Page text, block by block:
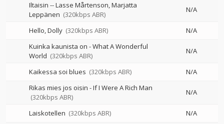
Iltaisin --Lasse Mårtenson Marjatta
Leppänen (320kbps ABR)
N/A
Hello, Dolly (320kbps ABR)
N/A
Kuinka kaunista on - What A Wonderful
World (320kbps ABR)
N/A
Kaikessa soi blues (320kbps ABR)
N/A
Rikas mies jos oisin - If I Were A Rich Man
(320kbps ABR)
N/A
Laiskotellen (320kbps ABR)
N/A